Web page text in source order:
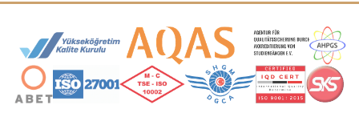
Akreditasyon ve Üyelik Logoları